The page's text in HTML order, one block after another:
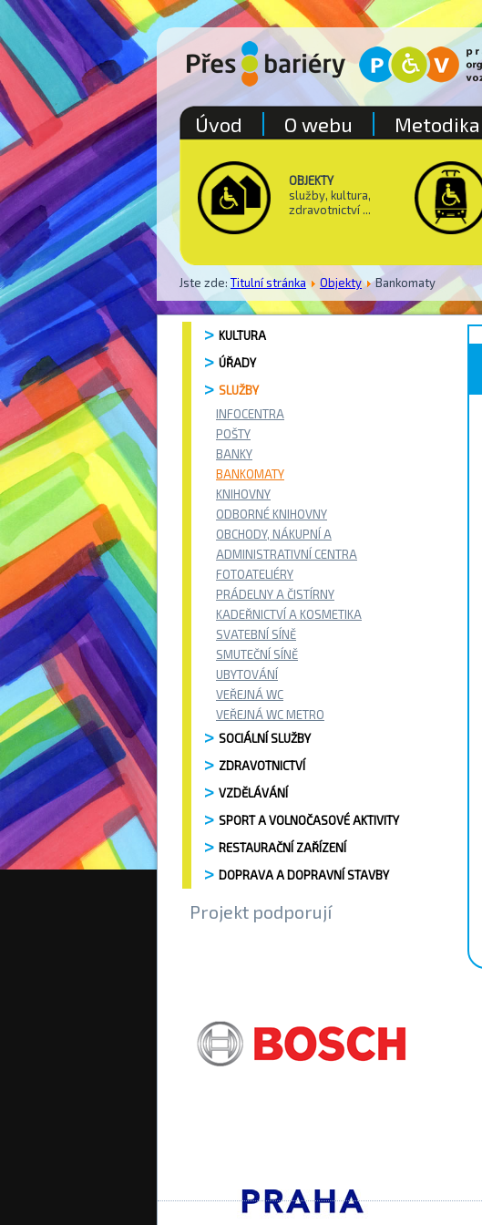
OBJEKTY
služby, kultura,
zdravotnictví ...
Jste zde: Titulní stránka Objekty Bankomaty
Úvod O webu Metodika
KULTURA
ÚŘADY
SLUŽBY
INFOCENTRA
POŠTY
BANKY
BANKOMATY
KNIHOVNY
ODBORNÉ KNIHOVNY
OBCHODY, NÁKUPNÍ A
ADMINISTRATIVNÍ CENTRA
FOTOATELIÉRY
PRÁDELNY A ČISTÍRNY
KADEŘNICTVÍ A KOSMETIKA
SVATEBNÍ SÍNĚ
SMUTEČNÍ SÍNĚ
UBYTOVÁNÍ
VEŘEJNÁ WC
VEŘEJNÁ WC METRO
SOCIÁLNÍ SLUŽBY
ZDRAVOTNICTVÍ
VZDĚLÁVÁNÍ
SPORT A VOLNOČASOVÉ AKTIVITY
RESTAURAČNÍ ZAŘÍZENÍ
DOPRAVA A DOPRAVNÍ STAVBY
Projekt podporují